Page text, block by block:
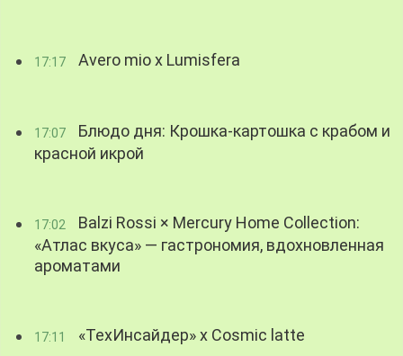
17:17 Avero mio x Lumisfera
17:07
Блюдо дня: Крошка-картошка с крабом и
красной икрой
17:02
Balzi Rossi × Mercury Home Collection:
«Атлас вкуса» — гастрономия, вдохновленная
ароматами
17:11 «ТехИнсайдер» х Cosmic latte